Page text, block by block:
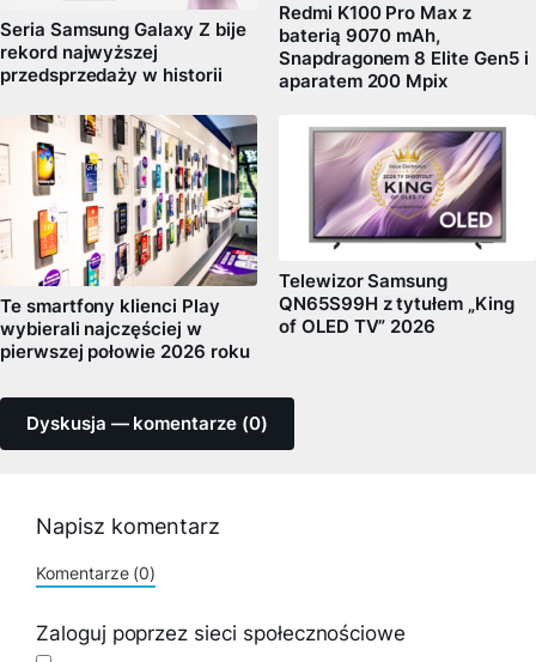
Seria Samsung Galaxy Z bije
rekord najwyższej
przedsprzedaży w historii
Redmi K100 Pro Max z
baterią 9070 mAh,
Snapdragonem 8 Elite Gen5 i
aparatem 200 Mpix
Te smartfony klienci Play
wybierali najczęściej w
pierwszej połowie 2026 roku
Telewizor Samsung
QN65S99H z tytułem „King
of OLED TV” 2026
Dyskusja — komentarze (0)
Napisz komentarz
Komentarze (0)
Zaloguj poprzez sieci społecznościowe